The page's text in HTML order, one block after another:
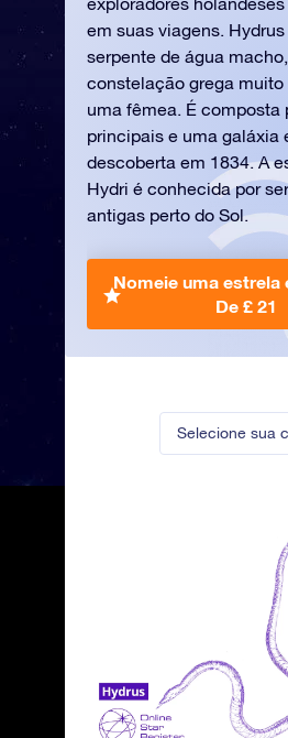
Selecione sua
em suas viagens.
serpente de água
constelação grega muito
uma fêmea. É composta
principais e uma galáxia
descoberta em 1834. A
Hydri é conhecida por
antigas perto do Sol.
Nomeie uma estrela
De £ 21